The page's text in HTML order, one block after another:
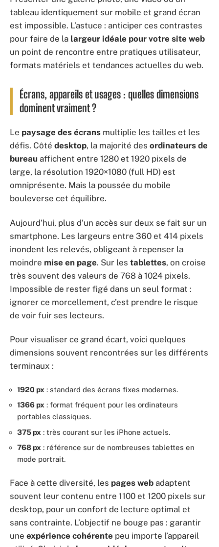
tableau identiquement sur mobile et grand écran
est impossible. L’astuce : anticiper ces contrastes
pour faire de la largeur idéale pour votre site web
un point de rencontre entre pratiques utilisateur,
formats matériels et tendances actuelles du web.
Écrans, appareils et usages : quelles dimensions
dominent vraiment ?
Le paysage des écrans multiplie les tailles et les
défis. Côté desktop, la majorité des ordinateurs de
bureau affichent entre 1280 et 1920 pixels de
large, la résolution 1920×1080 (full HD) est
omniprésente. Mais la poussée du mobile
bouleverse cet équilibre.
Aujourd’hui, plus d’un accès sur deux se fait sur un
smartphone. Les largeurs entre 360 et 414 pixels
inondent les relevés, obligeant à repenser la
moindre mise en page. Sur les tablettes, on croise
très souvent des valeurs de 768 à 1024 pixels.
Impossible de rester figé dans un seul format :
ignorer ce morcellement, c’est prendre le risque
de voir fuir ses lecteurs.
Pour visualiser ce grand écart, voici quelques
dimensions souvent rencontrées sur les différents
terminaux :
1920 px : standard des écrans fixes modernes.
1366 px : format fréquent pour les ordinateurs
portables classiques.
375 px : très courant sur les iPhone actuels.
768 px : référence sur de nombreuses tablettes en
mode portrait.
Face à cette diversité, les pages web adaptent
souvent leur contenu entre 1100 et 1200 pixels sur
desktop, pour un confort de lecture optimal et
sans contrainte. L’objectif ne bouge pas : garantir
une expérience cohérente peu importe l’appareil